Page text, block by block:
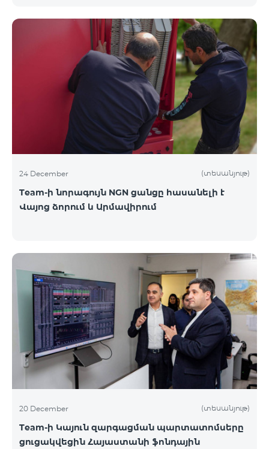
24 December (տեսանյութ)
Team-ի նորագույն NGN ցանցը հասանելի է
Վայոց ձորում և Արմավիրում
20 December (տեսանյութ)
Team-ի Կայուն զարգացման պարտատոմսերը
ցուցակվեցին Հայաստանի ֆոնդային